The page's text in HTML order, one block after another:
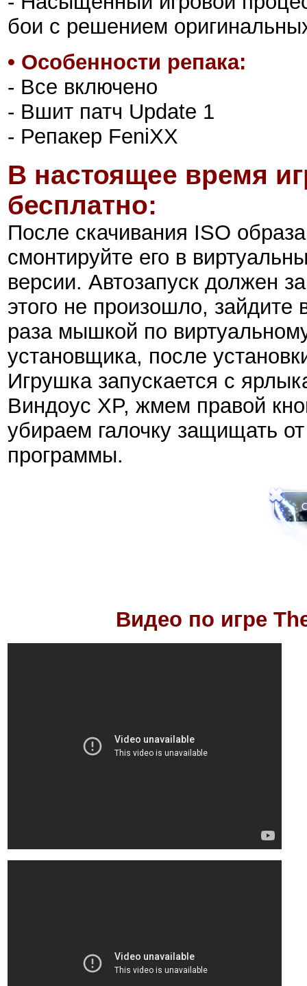
бои с решением
• Особенности репака:
- Все включено
- Вшит патч Update 1
- Репакер FeniXX
В настоящее время
бесплатно:
После скачивания ISO
смонтируйте его в
версии. Автозапуск должен
этого не произошло,
раза мышкой по
установщика, после
Игрушка запускается с
Виндоус XP, жмем правой
убираем галочку защищать
программы.
Видео по игре